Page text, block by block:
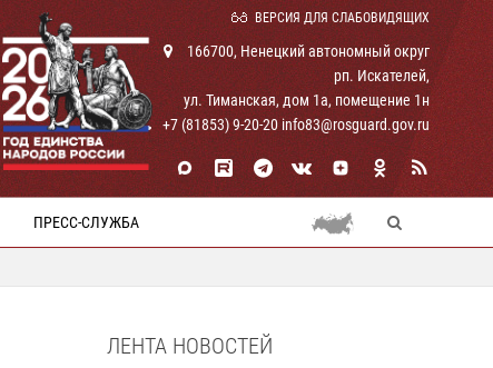
ВЕРСИЯ ДЛЯ СЛАБОВИДЯЩИХ
166700, Ненецкий автономный округ
рп. Искателей,
ул. Тиманская, дом 1а, помещение 1н
+7 (81853) 9-20-20 info83@rosguard.gov.ru
ПРЕСС-СЛУЖБА
ЛЕНТА НОВОСТЕЙ